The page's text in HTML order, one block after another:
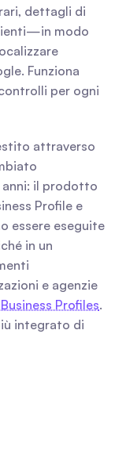
dettagli di
modo
Funziona
per ogni
attraverso
anni: il prodotto
Profile e
essere eseguite
in un
e agenzie
Profiles.
integrato di